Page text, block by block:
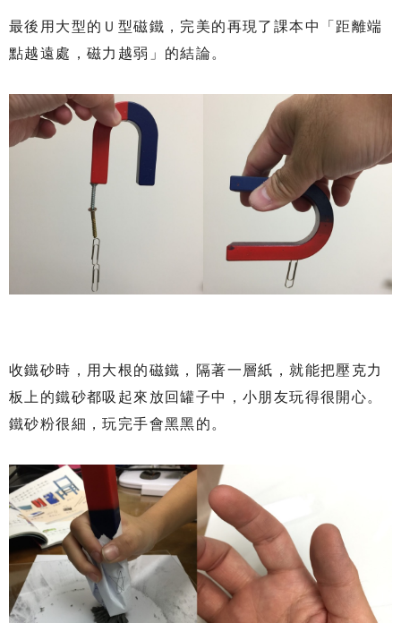
最後用大型的Ｕ型磁鐵，完美的再現了課本中「距離端
點越遠處，磁力越弱」的結論。
收鐵砂時，用大根的磁鐵，隔著一層紙，就能把壓克力
板上的鐵砂都吸起來放回罐子中，小朋友玩得很開心。
鐵砂粉很細，玩完手會黑黑的。